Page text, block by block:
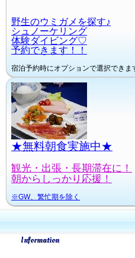
野生のウミガメを探す♪
シュノーケリング
体験ダイビング♡
予約できます！！
宿泊予約時にオプションで選択できま
★無料朝食実施中★
観光・出張・長期滞在に！
朝からしっかり応援！
※GW、繁忙期を除く
Information